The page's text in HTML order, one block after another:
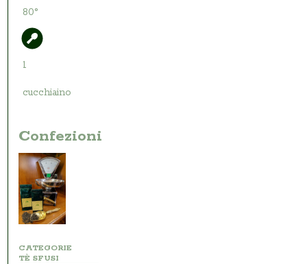
80°
1
cucchiaino
Confezioni
CATEGORIE
TÈ SFUSI